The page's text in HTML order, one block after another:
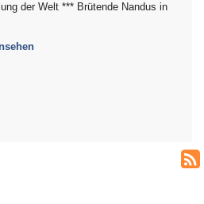
der Welt *** Brütende Nandus in